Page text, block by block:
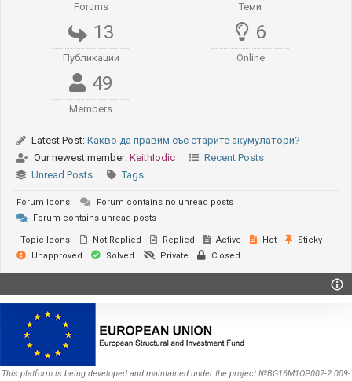
Forums Теми
13
Публикации
6
Online
49
Members
Latest Post: Какво да правим със старите акумулатори?
Our newest member: KeithIodic
Recent Posts
Unread Posts
Tags
Forum Icons:
Forum contains no unread posts
Forum contains unread posts
Topic Icons: Not Replied Replied Active Hot
Sticky
Unapproved
Solved Private Closed
This platform is being developed and maintained under the project №BG16M1OP002-2.009-